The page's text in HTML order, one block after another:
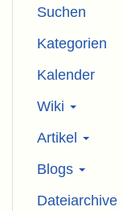
Suchen
Kategorien
Kalender
Wiki
Artikel
Blogs
Dateiarchive